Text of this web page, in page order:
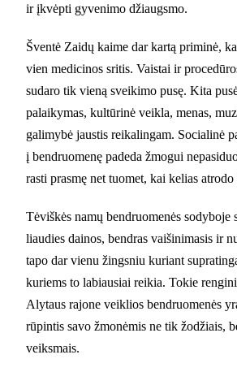
ir įkvėpti gyvenimo džiaugsmo.
Šventė Zaidų kaime dar kartą priminė,
vien medicinos sritis. Vaistai ir
sudaro tik vieną sveikimo pusę. Kita
palaikymas, kultūrinė veikla, menas,
galimybė jaustis reikalingam. Socialinė
į bendruomenę padeda žmogui
rasti prasmę net tuomet, kai kelias atrodo
Tėviškės namų bendruomenės sodyboje
liaudies dainos, bendras vaišinimasis ir
tapo dar vienu žingsniu kuriant
kuriems to labiausiai reikia. Tokie
Alytaus rajone veiklios bendruomenės
rūpintis savo žmonėmis ne tik žodžiais,
veiksmais.